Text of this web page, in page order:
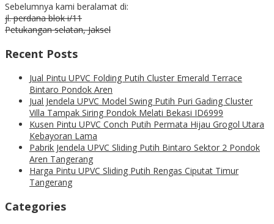
Sebelumnya kami beralamat di:
jl. perdana blok i/11
Petukangan selatan, Jaksel
Recent Posts
Jual Pintu UPVC Folding Putih Cluster Emerald Terrace
Bintaro Pondok Aren
Jual Jendela UPVC Model Swing Putih Puri Gading Cluster
Villa Tampak Siring Pondok Melati Bekasi ID6999
Kusen Pintu UPVC Conch Putih Permata Hijau Grogol Utara
Kebayoran Lama
Pabrik Jendela UPVC Sliding Putih Bintaro Sektor 2 Pondok
Aren Tangerang
Harga Pintu UPVC Sliding Putih Rengas Ciputat Timur
Tangerang
Categories